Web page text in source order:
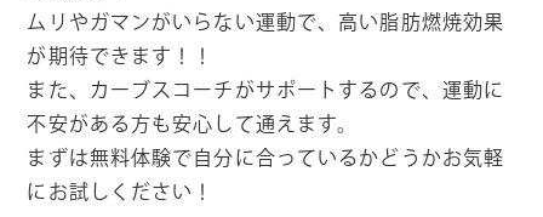
ムリやガマンがいらない運動で、高い脂肪燃焼効果
が期待できます！！
また、カーブスコーチがサポートするので、運動に
不安がある方も安心して通えます。
まずは無料体験で自分に合っているかどうかお気軽
にお試しください！